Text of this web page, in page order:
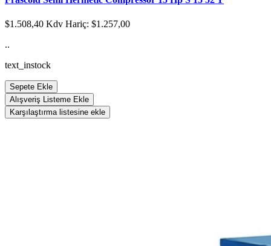
$1.508,40 Kdv Hariç: $1.257,00
..
text_instock
Sepete Ekle
Alışveriş Listeme Ekle
Karşılaştırma listesine ekle